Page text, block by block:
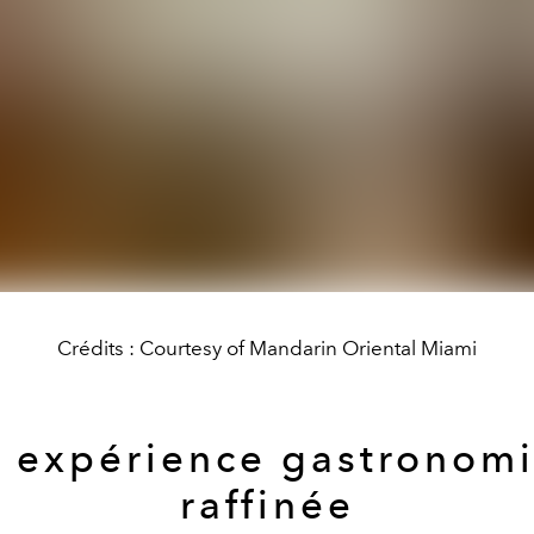
Crédits : Courtesy of Mandarin Oriental Miami
expérience
raffinée